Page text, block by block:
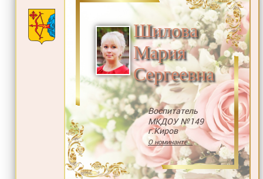
Шилова
Мария
Сергеевна
Воспитатель
МКДОУ №149
г.Киров
О номинанте...